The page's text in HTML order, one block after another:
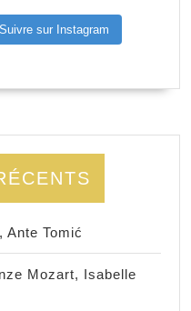
Suivre sur Instagram
Ante Tomić
Mozart, Isabelle